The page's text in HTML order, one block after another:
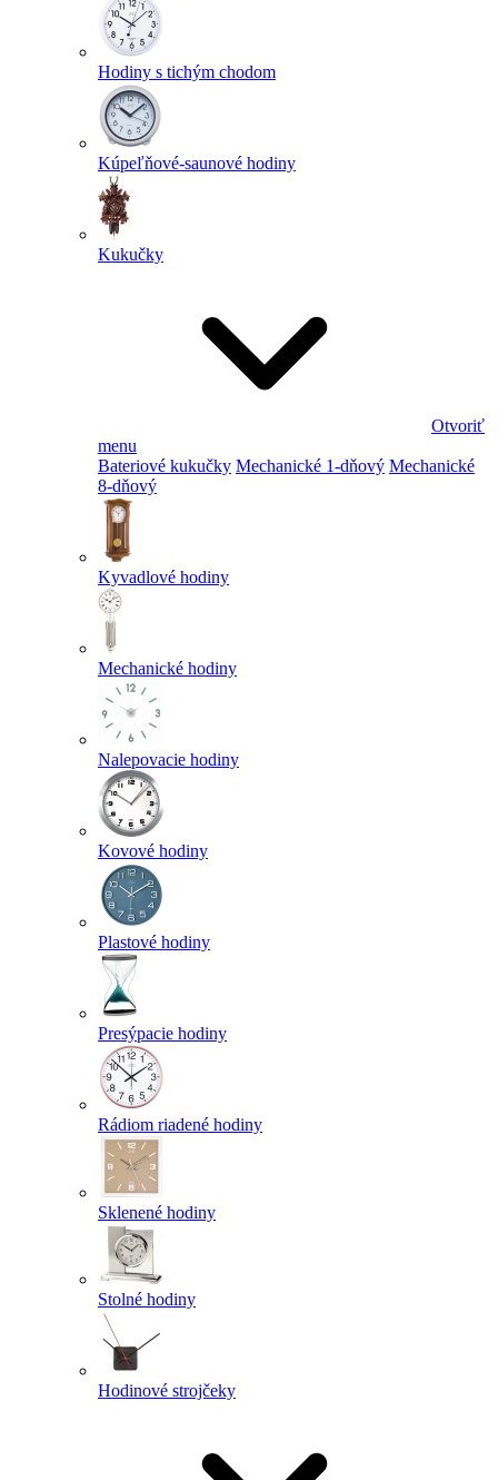
Hodiny s tichým chodom
Kúpeľňové-saunové hodiny
Kukučky
Otvoriť
menu
Bateriové kukučky Mechanické 1-dňový Mechanické
8-dňový
Kyvadlové hodiny
Mechanické hodiny
Nalepovacie hodiny
Kovové hodiny
Plastové hodiny
Presýpacie hodiny
Rádiom riadené hodiny
Sklenené hodiny
Stolné hodiny
Hodinové strojčeky